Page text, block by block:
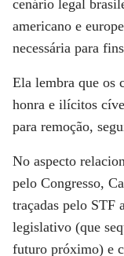
cenário legal
americano e
necessária para
Ela lembra que os
honra e ilícitos
para remoção,
No aspecto
pelo Congresso,
traçadas pelo STF
legislativo (que
futuro próximo) e